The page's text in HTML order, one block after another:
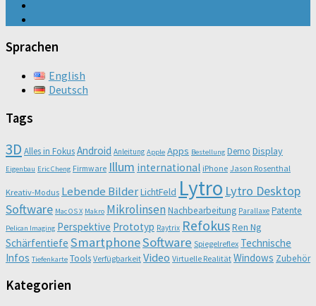
Sprachen
English
Deutsch
Tags
3D Alles in FokusAndroid Anleitung Apple Apps Bestellung Demo Display
Eigenbau Eric Cheng Firmware Illum international iPhone Jason Rosenthal
Kreativ-Modus Lebende BilderLichtFeld Lytro Lytro Desktop
Software Mac OS X Makro Mikrolinsen Nachbearbeitung Parallaxe Patente
Pelican Imaging Perspektive Prototyp Raytrix RefokusRen Ng
Schärfentiefe SmartphoneSoftware Spiegelreflex Technische
Infos Tiefenkarte Tools Verfügbarkeit Video Virtuelle Realität Windows Zubehör
Kategorien